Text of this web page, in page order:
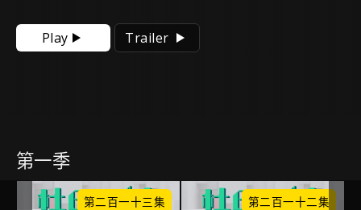
Play Trailer
第一季
第二百一十三集 第二百一十二集